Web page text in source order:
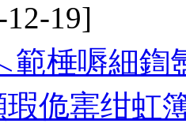
19]
範棰嗕細鍧
瑕佹寚绀虹